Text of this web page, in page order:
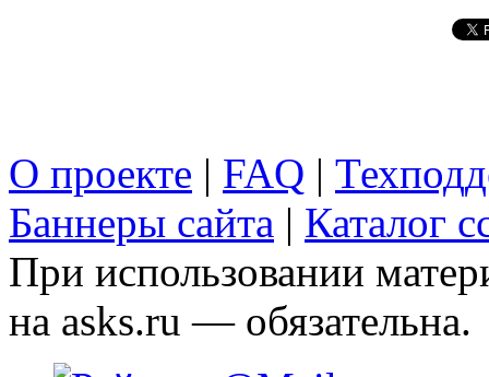
О проекте | FAQ |
Баннеры сайта | Каталог
При использовании
на asks.ru — обязательна.